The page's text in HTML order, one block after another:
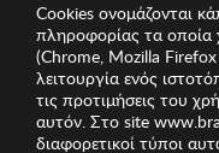
Cookies ονομάζονται
πληροφορίας τα οποία
(Chrome, Mozilla
λειτουργία ενός
τις προτιμήσεις του
αυτόν. Στο site
διαφορετικοί τύποι